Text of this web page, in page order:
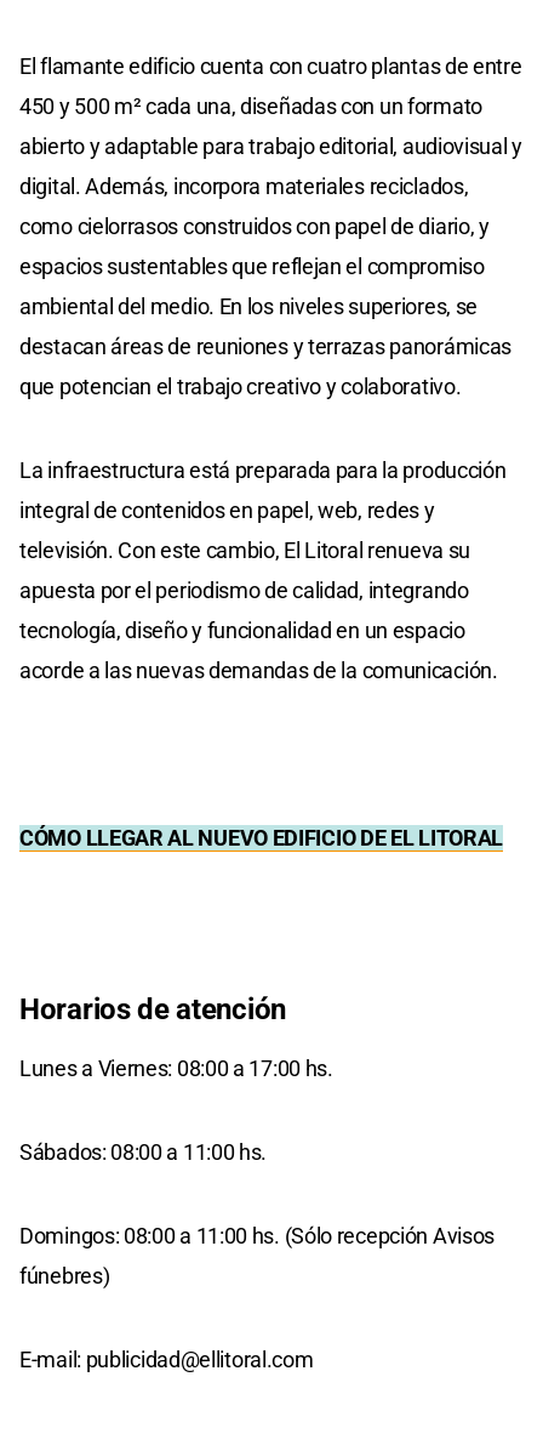
El flamante edificio cuenta con cuatro plantas de entre
450 y 500 m² cada una, diseñadas con un formato
abierto y adaptable para trabajo editorial, audiovisual y
digital. Además, incorpora materiales reciclados,
como cielorrasos construidos con papel de diario, y
espacios sustentables que reflejan el compromiso
ambiental del medio. En los niveles superiores, se
destacan áreas de reuniones y terrazas panorámicas
que potencian el trabajo creativo y colaborativo.
La infraestructura está preparada para la producción
integral de contenidos en papel, web, redes y
televisión. Con este cambio, El Litoral renueva su
apuesta por el periodismo de calidad, integrando
tecnología, diseño y funcionalidad en un espacio
acorde a las nuevas demandas de la comunicación.
CÓMO LLEGAR AL NUEVO EDIFICIO DE EL LITORAL
Horarios de atención
Lunes a Viernes: 08:00 a 17:00 hs.
Sábados: 08:00 a 11:00 hs.
Domingos: 08:00 a 11:00 hs. (Sólo recepción Avisos
fúnebres)
E-mail: publicidad@ellitoral.com